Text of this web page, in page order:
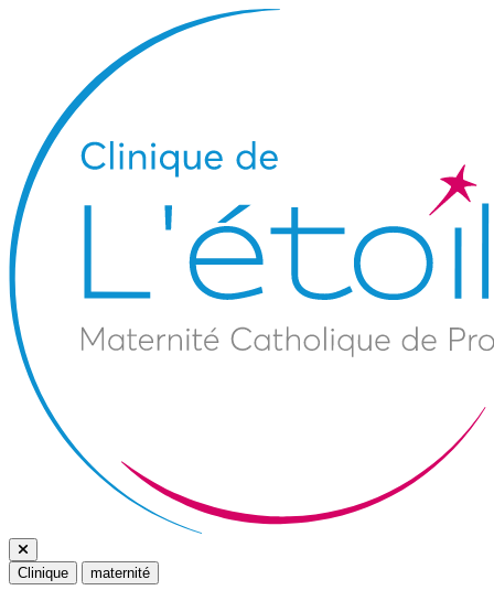
Clinique maternité